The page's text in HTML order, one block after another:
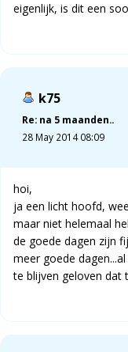
eigenlijk, is dit een
k75
Re: na 5 maanden..
28 May 2014 08:09
hoi,
ja een licht hoofd,
maar niet helemaal
de goede dagen zijn
meer goede
te blijven geloven dat